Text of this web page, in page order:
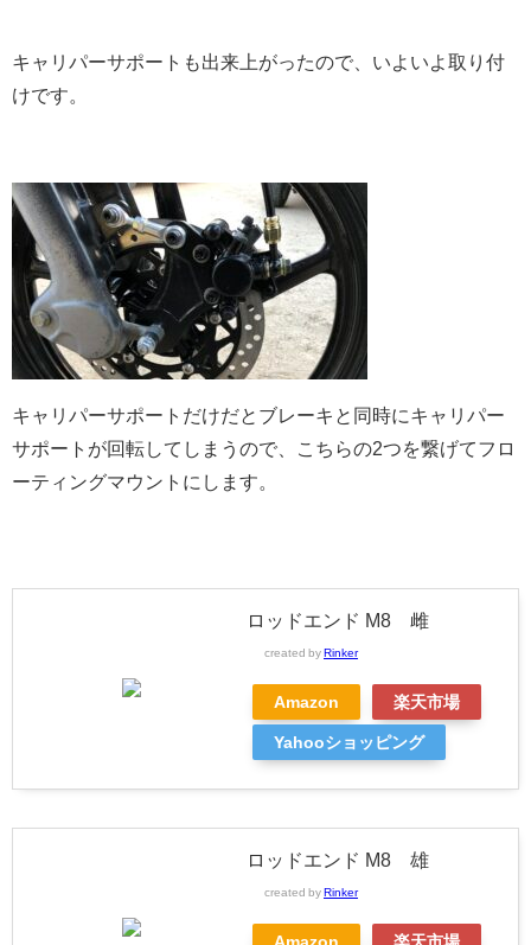
キャリパーサポートも出来上がったので、いよいよ取り付
けです。
キャリパーサポートだけだとブレーキと同時にキャリパー
サポートが回転してしまうので、こちらの2つを繋げてフロ
ーティングマウントにします。
ロッドエンド M8 雌
created by Rinker
Amazon 楽天市場
Yahooショッピング
ロッドエンド M8 雄
created by Rinker
Amazon 楽天市場